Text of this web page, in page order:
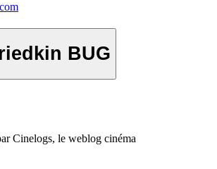
BUG
Cinelogs, le weblog cinéma